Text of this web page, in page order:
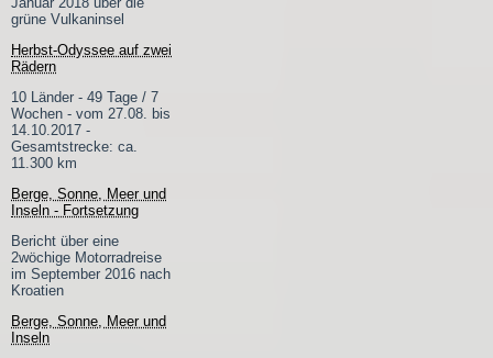
grüne Vulkaninsel
Herbst-Odyssee auf zwei
Rädern
10 Länder - 49 Tage / 7
Wochen - vom 27.08. bis
14.10.2017 -
Gesamtstrecke: ca.
11.300 km
Berge, Sonne, Meer und
Inseln - Fortsetzung
Bericht über eine
2wöchige Motorradreise
im September 2016 nach
Kroatien
Berge, Sonne, Meer und
Inseln